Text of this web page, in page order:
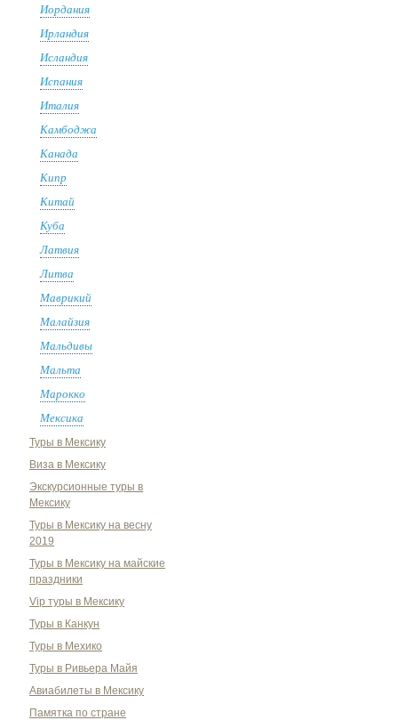
Иордания
Ирландия
Исландия
Испания
Италия
Камбоджа
Канада
Кипр
Китай
Куба
Латвия
Литва
Маврикий
Малайзия
Мальдивы
Мальта
Марокко
Мексика
Туры в Мексику
Виза в Мексику
Экскурсионные туры в
Мексику
Туры в Мексику на весну
2019
Туры в Мексику на майские
праздники
Vip туры в Мексику
Туры в Канкун
Туры в Мехико
Туры в Ривьера Майя
Авиабилеты в Мексику
Памятка по стране